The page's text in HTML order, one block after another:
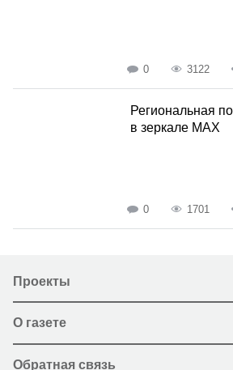
0 3122
Региональная
в зеркале MAX
0 1701
Проекты
О газете
Обратная связь